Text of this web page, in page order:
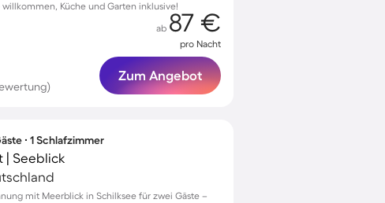
Küche und Garten inklusive!
ab 87 €
pro Nacht
Zum Angebot
∙ 1 Schlafzimmer
| Seeblick
mit Meerblick in Schilksee für zwei Gäste –